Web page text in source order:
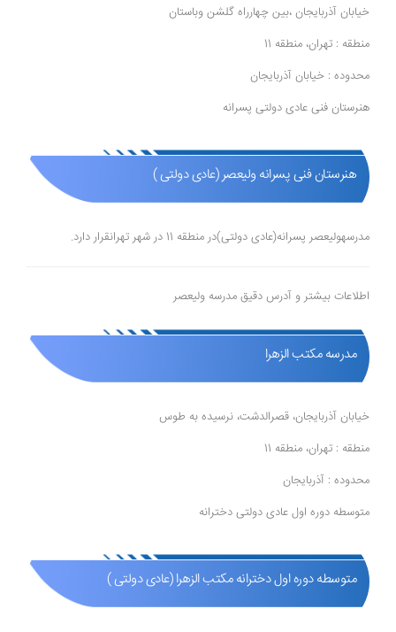
خیابان آذربایجان ،بین چهارراه گلشن وباستان
منطقه : تهران، منطقه 11
محدوده : خیابان آذربایجان
هنرستان فنی عادی دولتی پسرانه
هنرستان فنی پسرانه ولیعصر (عادی دولتی )
مدرسهولیعصر پسرانه(عادی دولتی)در منطقه 11 در شهر تهرانقرار دارد.
اطلاعات بیشتر و آدرس دقیق مدرسه ولیعصر
مدرسه مکتب الزهرا
خیابان آذربایجان، قصرالدشت، نرسیده به طوس
منطقه : تهران، منطقه 11
محدوده : آذربایجان
متوسطه دوره اول عادی دولتی دخترانه
متوسطه دوره اول دخترانه مکتب الزهرا (عادی دولتی )